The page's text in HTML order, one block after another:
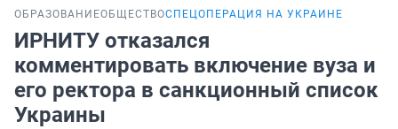
ОБРАЗОВАНИЕОБЩЕСТВОСПЕЦОПЕРАЦИЯ НА УКРАИНЕ
ИРНИТУ отказался
комментировать включение вуза и
его ректора в санкционный список
Украины